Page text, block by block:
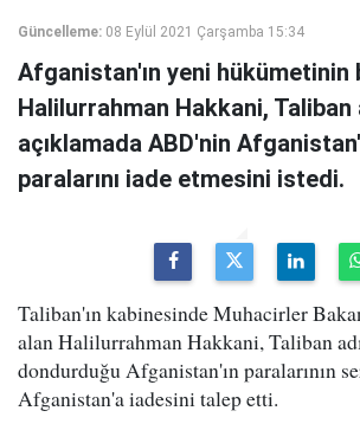
Güncelleme: 08 Eylül 2021 Çarşamba 15:34
Afganistan'ın yeni hükümetinin
Halilurrahman Hakkani, Taliban
açıklamada ABD'nin
paralarını iade etmesini istedi.
Taliban'ın kabinesinde Muhacirler
alan Halilurrahman Hakkani, Taliban
dondurduğu Afganistan'ın paralarının
Afganistan'a iadesini talep etti.